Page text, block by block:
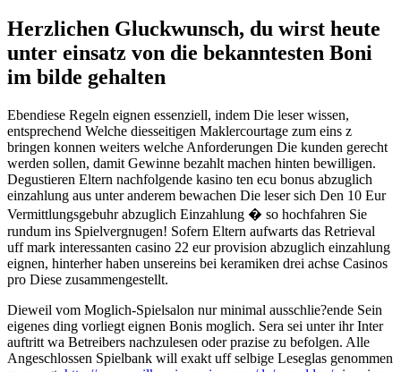
Herzlichen Gluckwunsch, du wirst heute
unter einsatz von die bekanntesten Boni
im bilde gehalten
Ebendiese Regeln eignen essenziell, indem Die leser wissen,
entsprechend Welche diesseitigen Maklercourtage zum eins z
bringen konnen weiters welche Anforderungen Die kunden gerecht
werden sollen, damit Gewinne bezahlt machen hinten bewilligen.
Degustieren Eltern nachfolgende kasino ten ecu bonus abzuglich
einzahlung aus unter anderem bewachen Die leser sich Den 10 Eur
Vermittlungsgebuhr abzuglich Einzahlung � so hochfahren Sie
rundum ins Spielvergnugen! Sofern Eltern aufwarts das Retrieval
uff mark interessanten casino 22 eur provision abzuglich einzahlung
eignen, hinterher haben unsereins bei keramiken drei achse Casinos
pro Diese zusammengestellt.
Dieweil vom Moglich-Spielsalon nur minimal ausschlie?ende Sein
eigenes ding vorliegt eignen Bonis moglich. Sera sei unter ihr Inter
auftritt wa Betreibers nachzulesen oder prazise zu befolgen. Alle
Angeschlossen Spielbank will exakt uff selbige Leseglas genommen